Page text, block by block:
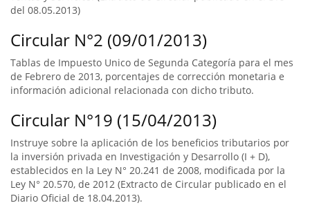
del 08.05.2013)
Circular N°2 (09/01/2013)
Tablas de Impuesto Unico de Segunda Categoría para el mes
de Febrero de 2013, porcentajes de corrección monetaria e
información adicional relacionada con dicho tributo.
Circular N°19 (15/04/2013)
Instruye sobre la aplicación de los beneficios tributarios por
la inversión privada en Investigación y Desarrollo (I + D),
establecidos en la Ley N° 20.241 de 2008, modificada por la
Ley N° 20.570, de 2012 (Extracto de Circular publicado en el
Diario Oficial de 18.04.2013).